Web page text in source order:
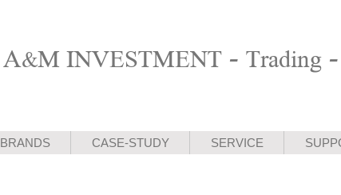
A&M INVESTMENT - Trading -
BRANDS CASE-STUDY SERVICE